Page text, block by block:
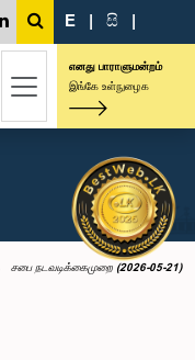
E | සි |
எனது பாராளுமன்றம்
இங்கே உள்நுழைக
சபை நடவடிக்கைமுறை (2026-05-21)